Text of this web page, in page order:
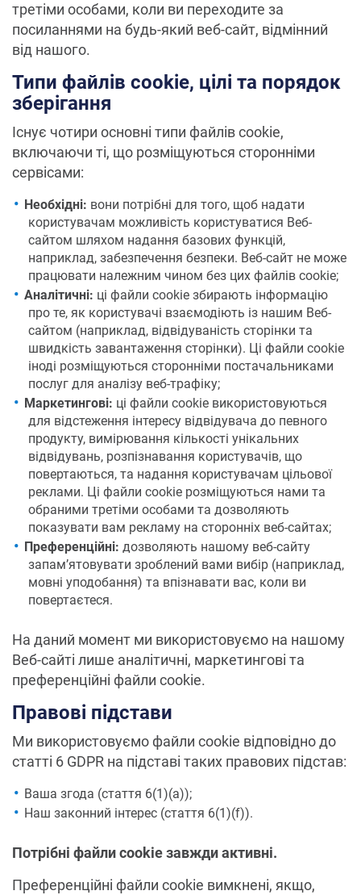
третіми особами, коли ви переходите за
посиланнями на будь-який веб-сайт, відмінний
від нашого.
Типи файлів cookie, цілі та порядок
зберігання
Існує чотири основні типи файлів cookie,
включаючи ті, що розміщуються сторонніми
сервісами:
Необхідні: вони потрібні для того, щоб надати
користувачам можливість користуватися Веб-
сайтом шляхом надання базових функцій,
наприклад, забезпечення безпеки. Веб-сайт не може
працювати належним чином без цих файлів cookie;
Аналітичні: ці файли cookie збирають інформацію
про те, як користувачі взаємодіють із нашим Веб-
сайтом (наприклад, відвідуваність сторінки та
швидкість завантаження сторінки). Ці файли cookie
іноді розміщуються сторонніми постачальниками
послуг для аналізу веб-трафіку;
Маркетингові: ці файли cookie використовуються
для відстеження інтересу відвідувача до певного
продукту, вимірювання кількості унікальних
відвідувань, розпізнавання користувачів, що
повертаються, та надання користувачам цільової
реклами. Ці файли cookie розміщуються нами та
обраними третіми особами та дозволяють
показувати вам рекламу на сторонніх веб-сайтах;
Преференційні: дозволяють нашому веб-сайту
запам’ятовувати зроблений вами вибір (наприклад,
мовні уподобання) та впізнавати вас, коли ви
повертаєтеся.
На даний момент ми використовуємо на нашому
Веб-сайті лише аналітичні, маркетингові та
преференційні файли cookie.
Правові підстави
Ми використовуємо файли cookie відповідно до
статті 6 GDPR на підставі таких правових підстав:
Ваша згода (стаття 6(1)(a));
Наш законний інтерес (стаття 6(1)(f)).
Потрібні файли cookie завжди активні.
Преференційні файли cookie вимкнені, якщо,